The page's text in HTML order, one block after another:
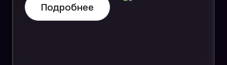
Подробнее